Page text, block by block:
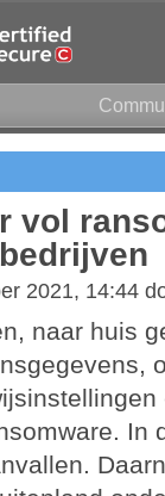
vol
2021, 14:44
naar huis
In